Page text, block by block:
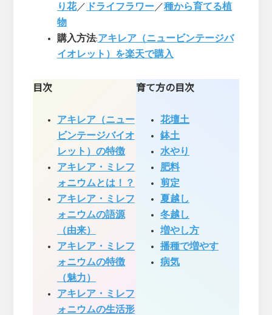
り花／ ドライフラワー／種から育てる植
物
購入方法:アキレア（ニュービンテージバ
イオレット）を楽天で購入
目次
アキレア（ニュー
ビンテージバイオ
レット）の特徴
アキレア・ミレフ
ォニウムとは！？
アキレア・ミレフ
ォニウムの語源
（由来）
アキレア・ミレフ
ォニウムの特徴
（魅力）
アキレア・ミレフ
ォニウムの生活形
育て方の目次
花壇土
鉢土
水やり
肥料
剪定
夏越し
冬越し
増やし方
播種で増やす
病気